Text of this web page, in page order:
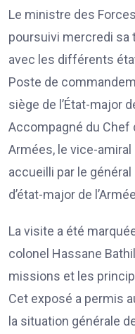
Le ministre des
poursuivi mercredi sa
avec les différents
Poste de
siège de l’État-major
Accompagné du Chef
Armées, le vice-amiral
accueilli par le
d’état-major de
La visite a été
colonel Hassane
missions et les
Cet exposé a permis
la situation générale